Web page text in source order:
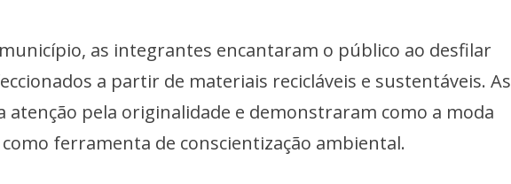
as integrantes encantaram o público ao desfilar
a partir de materiais recicláveis e sustentáveis. As
atenção pela originalidade e demonstraram como a moda
ferramenta de conscientização ambiental.